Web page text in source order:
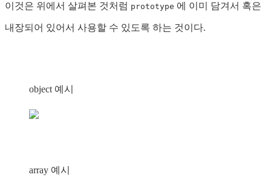
이것은 위에서 살펴본 것처럼 prototype 에 이미 담겨서 혹은
내장되어 있어서 사용할 수 있도록 하는 것이다.
object 예시
array 예시